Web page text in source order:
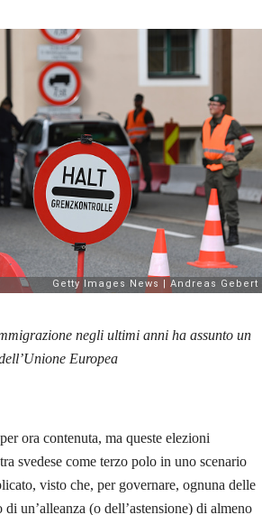
negli ultimi anni ha assunto un
Europea
ora contenuta, ma queste elezioni
svedese come terzo polo in uno scenario
visto che, per governare, ognuna delle
un’alleanza (o dell’astensione) di almeno